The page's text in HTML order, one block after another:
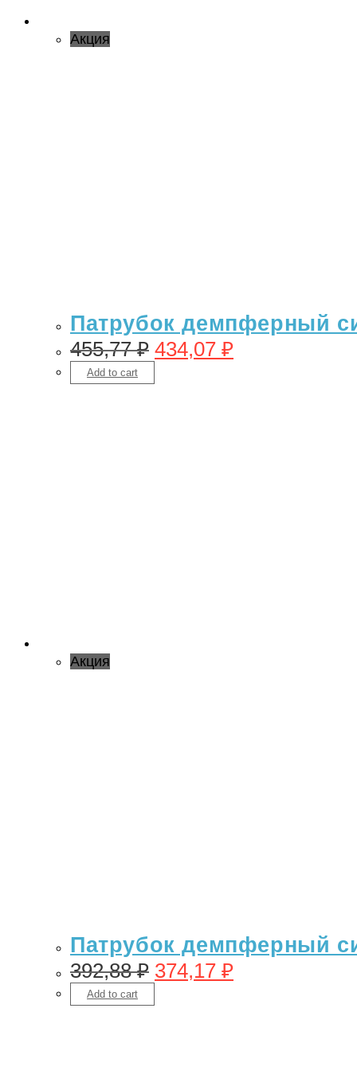
Акция
Патрубок демпферный
455,77₽ 434,07 ₽
Add to cart
Акция
Патрубок демпферный
392,88₽ 374,17 ₽
Add to cart